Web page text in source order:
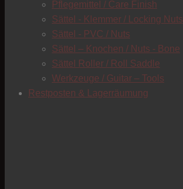
Pflegemittel / Care Finish
Sättel - Klemmer / Locking Nuts
Sättel - PVC / Nuts
Sättel – Knochen / Nuts - Bone
Sättel Roller / Roll Saddle
Werkzeuge / Guitar – Tools
Restposten & Lagerräumung